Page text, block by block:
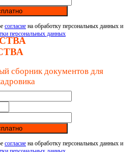
согласие на обработку персональных данных и
персональных данных
сборник документов для
согласие на обработку персональных данных и